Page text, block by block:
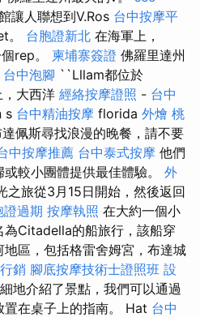
讓人聯想到V.Ros 台中按摩平
。 台胞證新北 在海軍上，
rep。 柬埔寨簽證 佛羅里達州
台中泡腳 ``Lllam都位於
大西洋 經絡按摩證照 - 台中
s 台中精油按摩 florida 外燴 桃
佩斯尋找浪漫的晚餐，請不要
中按摩推薦 台中泰式按摩 他們
較小團體提供最佳體驗。 外
之旅從3月15日開始，然後返回
證過期 按摩執照 在大約一個小
為Citadella的船旅行，該船穿
區，包括格雷舍姆宮，布達城
銷 腳底按摩技術士證照班 設
地介紹了景點，我們可以通過
置在桌子上的指南。 Hat 台中